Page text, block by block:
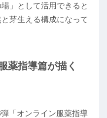
」として活用できると
芽生える構成になって
薬指導篇が描く
「オンライン服薬指導